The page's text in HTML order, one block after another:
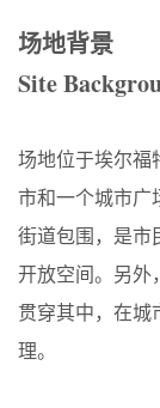
场地背景
Site
场地位于埃尔福
市和一个城市广
街道包围，是市
开放空间。另
贯穿其中，在城
理。